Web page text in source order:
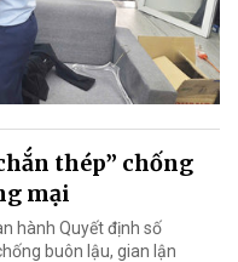
thép” chống
mại
hành Quyết định số
buôn lậu, gian lận